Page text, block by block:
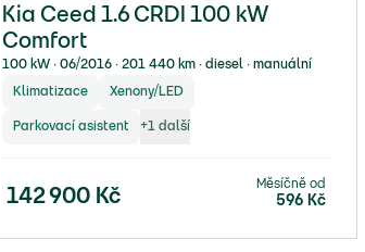
Kia Ceed 1.6 CRDI 100 kW
Comfort
100 kW ∙ 06/2016 ∙ 201 440 km ∙ diesel ∙ manuální
Klimatizace Xenony/LED
Parkovací asistent +1 další
142 900 Kč
Měsíčně od
596Kč